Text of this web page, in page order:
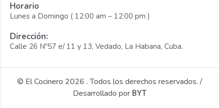
Horario
Lunes a Domingo ( 12:00 am – 12:00 pm )
Dirección:
Calle 26 Nº57 e/ 11 y 13, Vedado, La Habana, Cuba.
© El Cocinero 2026 . Todos los derechos reservados. /
Desarrollado por BYT